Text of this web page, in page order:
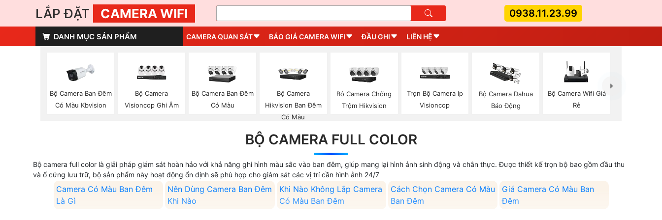
LẮP ĐẶT CAMERA WIFI 0938.11.23.99
DANH MỤC SẢN PHẨM CAMERA QUAN SÁT BÁO GIÁ CAMERA WIFI ĐẦU GHI LIÊN HỆ
Bộ Camera Ban Đêm
Có Màu Kbvision
Bộ Camera
Visioncop Ghi Âm
Bộ Camera Ban Đêm
Có Màu
Bộ Camera
Hikvision Ban Đêm
Có Màu
Bô Camera Chống
Trộm Hikvision
Trọn Bộ Camera Ip
Visioncop
Bộ Camera Dahua
Báo Động
Bộ Camera Wifi Giá
Rẻ
BỘ CAMERA FULL COLOR
Bộ camera full color là giải pháp giám sát hoàn hảo với khả năng ghi hình màu sắc vào ban đêm, giúp mang lại hình ảnh sinh động và chân thực. Được thiết kế trọn bộ bao gồm đầu thu
và ổ cứng lưu trữ, bộ sản phẩm này hoạt động ổn định sẽ phù hợp cho giám sát các vị trí cần hình ảnh 24/7
Camera Có Màu Ban Đêm
Là Gì
Nên Dùng Camera Ban Đêm
Khi Nào
Khi Nào Không Lắp Camera
Có Màu Ban Đêm
Cách Chọn Camera Có Màu
Ban Đêm
Giá Camera Có Màu Ban
Đêm